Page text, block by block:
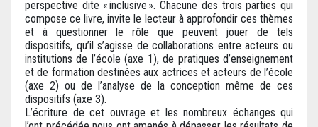
perspective dite « inclusive ». Chacune des trois parties qui
compose ce livre, invite le lecteur à approfondir ces thèmes
et à questionner le rôle que peuvent jouer de tels
dispositifs, qu’il s’agisse de collaborations entre acteurs ou
institutions de l’école (axe 1), de pratiques d’enseignement
et de formation destinées aux actrices et acteurs de l’école
(axe 2) ou de l’analyse de la conception même de ces
dispositifs (axe 3).
L’écriture de cet ouvrage et les nombreux échanges qui